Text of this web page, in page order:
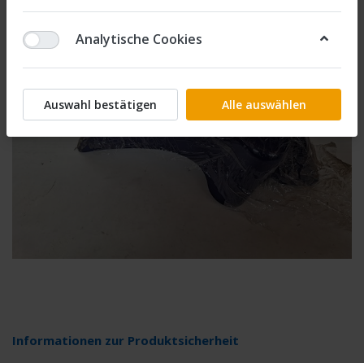
Informationen zur Produktsicherheit
Analytische Cookies
Auswahl bestätigen Alle auswählen